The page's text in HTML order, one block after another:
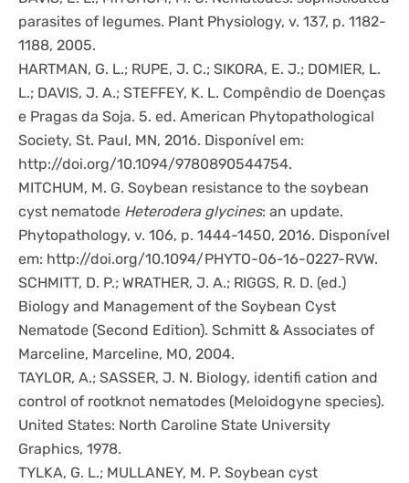
parasites of legumes. Plant Physiology, v. 137, p. 1182-
1188, 2005.
HARTMAN, G. L.; RUPE, J. C.; SIKORA, E. J.; DOMIER, L.
L.; DAVIS, J. A.; STEFFEY, K. L. Compêndio de Doenças
e Pragas da Soja. 5. ed. American Phytopathological
Society, St. Paul, MN, 2016. Disponível em:
http://doi.org/10.1094/9780890544754.
MITCHUM, M. G. Soybean resistance to the soybean
cyst nematode Heterodera glycines: an update.
Phytopathology, v. 106, p. 1444-1450, 2016. Disponível
em: http://doi.org/10.1094/PHYTO-06-16-0227-RVW.
SCHMITT, D. P.; WRATHER, J. A.; RIGGS, R. D. (ed.)
Biology and Management of the Soybean Cyst
Nematode (Second Edition). Schmitt & Associates of
Marceline, Marceline, MO, 2004.
TAYLOR, A.; SASSER, J. N. Biology, identifi cation and
control of rootknot nematodes (Meloidogyne species).
United States: North Caroline State University
Graphics, 1978.
TYLKA, G. L.; MULLANEY, M. P. Soybean cyst